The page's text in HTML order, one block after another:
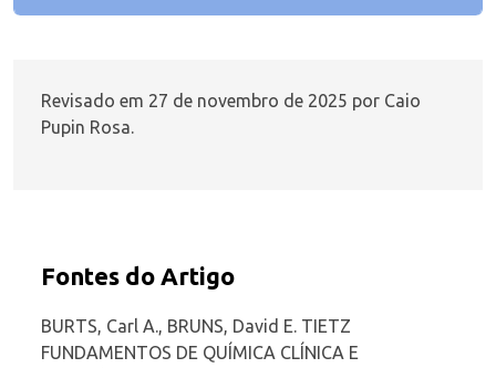
Revisado em 27 de novembro de 2025 por Caio
Pupin Rosa.
Fontes do Artigo
BURTS, Carl A., BRUNS, David E. TIETZ
FUNDAMENTOS DE QUÍMICA CLÍNICA E